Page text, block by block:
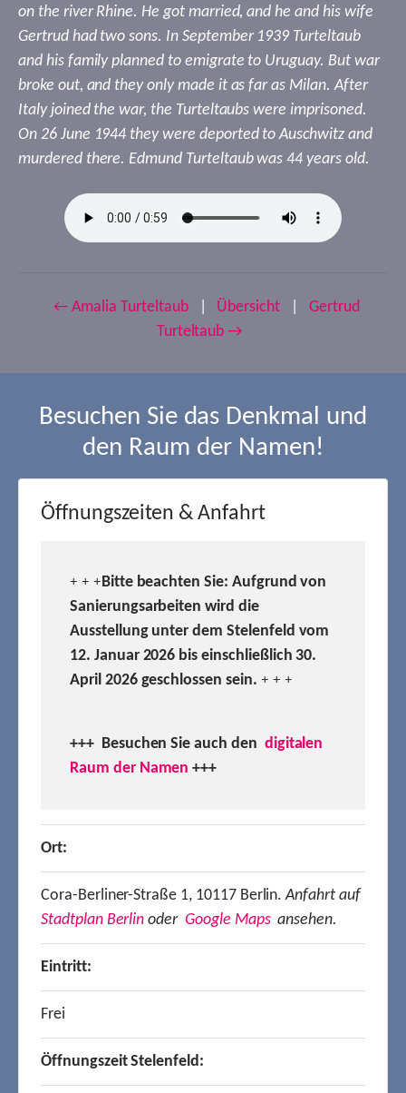
on the river Rhine. He got married, and he and his wife
Gertrud had two sons. In September 1939 Turteltaub
and his family planned to emigrate to Uruguay. But war
broke out, and they only made it as far as Milan. After
Italy joined the war, the Turteltaubs were imprisoned.
On 26 June 1944 they were deported to Auschwitz and
murdered there. Edmund Turteltaub was 44 years old.
← Amalia Turteltaub Übersicht
Gertrud
Turteltaub →
Besuchen Sie das Denkmal und
den Raum der Namen!
Öffnungszeiten & Anfahrt
+ + +Bitte beachten Sie: Aufgrund von
Sanierungsarbeiten wird die
Ausstellung unter dem Stelenfeld vom
12. Januar 2026 bis einschließlich 30.
April 2026 geschlossen sein. + + +
+++ Besuchen Sie auch den digitalen
Raum der Namen +++
Ort:
Cora-Berliner-Straße 1, 10117 Berlin.Anfahrt auf
Stadtplan Berlin oder Google Mapsansehen.
Eintritt:
Frei
Öffnungszeit Stelenfeld: